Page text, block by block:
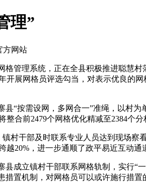
理”
方网站
管理系统，正在全县积极推进聪慧村
开展网格员评选勾当，对表示优良的
“按需设网，多网合一”准绳，以村为
合前2479个网格优化精减至2384个
干部及时联系专业人员达到现场察
20%，进一步通顺了政平易近互动通
立镇村干部联系网格轨制，实行“
措置机制，对网格员可以或许施行措